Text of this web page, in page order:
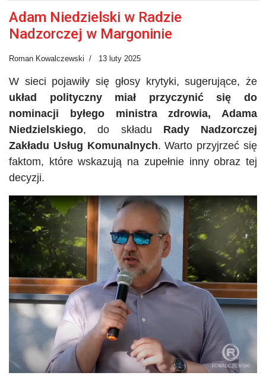
Adam Niedzielski w Radzie
Nadzorczej w Margoninie
Roman Kowalczewski 13 luty 2025
W sieci pojawiły się głosy krytyki, sugerujące, że
układ polityczny miał przyczynić się do
nominacji byłego ministra zdrowia, Adama
Niedzielskiego, do składu Rady Nadzorczej
Zakładu Usług Komunalnych. Warto przyjrzeć się
faktom, które wskazują na zupełnie inny obraz tej
decyzji.